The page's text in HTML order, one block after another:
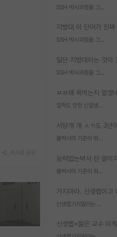
SSH 박사과정을 그만두고 지방대 박사로 옮기면 교수의 꿈은 끝일까요?
SSH 박사과정을 그만두고 지방대 박사로 옮기면 교수의 꿈은 끝일까요?
SSH 박사과정을 그만두고 지방대 박사로 옮기면 교수의 꿈은 끝일까요?
ㅉㅉ왜 욕먹는지 알겠네
입학도 안한 신입생이 원래 관심을 받나요
물박사의 기준이 뭐임?
물박사의 기준이 뭐임?
신생랩가지말라는 이유가 있었구나